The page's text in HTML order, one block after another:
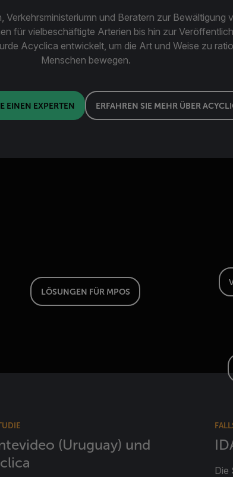
und Beratern zur Bewältigung
für vielbeschäftigte Arterien bis hin zur
Acyclica entwickelt, um die Art und Weise zu
Menschen bewegen.
EINEN EXPERTEN ERFAHREN SIE MEHR ÜBER
LÖSUNGEN FÜR MPOS
(Uruguay) und
Die